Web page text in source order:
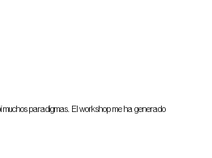
muchos paradigmas. El workshop me ha generado